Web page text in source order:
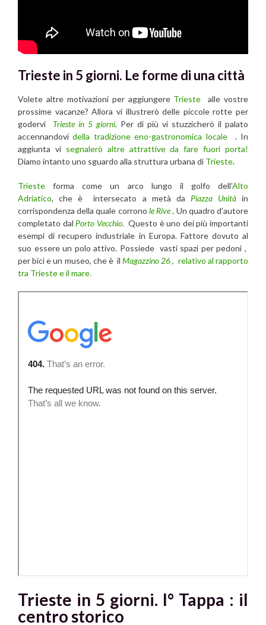
Trieste in 5 giorni. Le forme di una città
Volete altre motivazioni per aggiungere Trieste alle vostre
prossime vacanze? Allora vi illustrerò delle piccole rotte per
godervi Trieste in 5 giorni. Per di più vi stuzzicherò il palato
accennandovi della tradizione eno-gastronomica locale. In
aggiunta vi segnalerò altre attrattive da fare fuori porta!
Diamo intanto uno sguardo alla struttura urbana di Trieste.
Trieste forma come un arco lungo il golfo dell’Alto
Adriatico, che è intersecato a metà da Piazza Unitàin
corrispondenza della quale corrono le Rive. Un quadro d’autore
completato dal Porto Vecchio.Questo è uno dei più importanti
esempi di recupero industriale in Europa. Fattore dovuto al
suo essere un polo attivo. Possiede vasti spazi per pedoni ,
per bici e un museo, che è ilMagazzino 26, relativo al rapporto
tra Trieste e il mare.
Trieste in 5 giorni. I° Tappa : il
centro storico